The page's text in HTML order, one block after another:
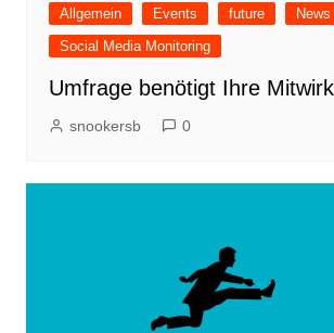
Allgemein Events future
News
Social Media Monitoring
Umfrage benötigt Ihre
snookersb 0